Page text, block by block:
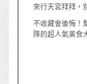
來行天宮拜拜，
不收藏會後悔！
隊的超人氣美食